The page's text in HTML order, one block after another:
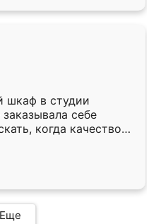
шкаф в студии
себе
когда качеством
кухня уже почти
Еще